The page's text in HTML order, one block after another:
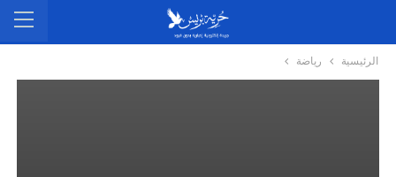
الرئيسية رياضة